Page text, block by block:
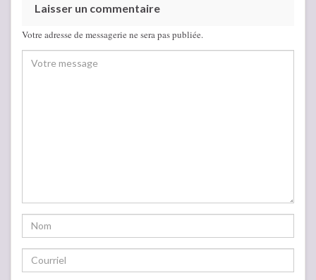
Laisser un commentaire
Votre adresse de messagerie ne sera pas publiée.